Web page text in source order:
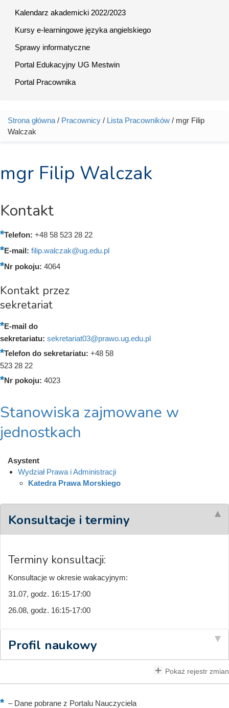
Kalendarz akademicki 2022/2023
Kursy e-learningowe języka angielskiego
Sprawy informatyczne
Portal Edukacyjny UG Mestwin
Portal Pracownika
Jesteś tutaj
Strona główna / Pracownicy / Lista Pracowników / mgr Filip
Walczak
mgr Filip Walczak
Kontakt
Telefon: +48 58 523 28 22
E-mail: filip.walczak@ug.edu.pl
Nr pokoju: 4064
Kontakt przez
sekretariat
E-mail do
sekretariatu: sekretariat03@prawo.ug.edu.pl
Telefon do sekretariatu: +48 58
523 28 22
Nr pokoju: 4023
Stanowiska zajmowane w
jednostkach
Asystent
Wydział Prawa i Administracji
Katedra Prawa Morskiego
Konsultacje i terminy
Terminy konsultacji:
Konsultacje w okresie wakacyjnym:
31.07, godz. 16:15-17:00
26.08, godz. 16:15-17:00
Profil naukowy
Pokaż rejestr zmian
–Dane pobrane z Portalu Nauczyciela